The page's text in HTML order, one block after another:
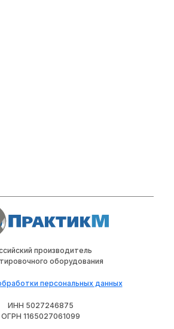
ИНН 5027246875
ОГРН 1165027061099
персональных данных
производитель
оборудования